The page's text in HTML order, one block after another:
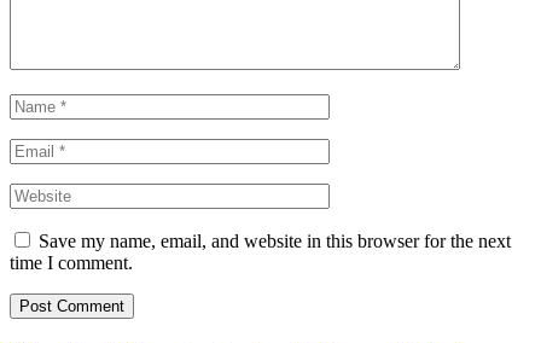
Save my name, email, and website in this browser for the next
time I comment.